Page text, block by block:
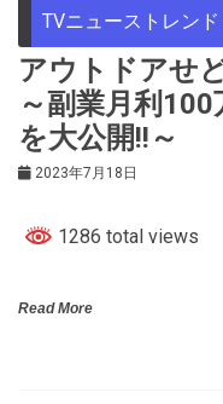
TVニューストレンド
アウトドアせ
～副業月利
を大公開!!～
2023年7月18日
1286 total views
Read More